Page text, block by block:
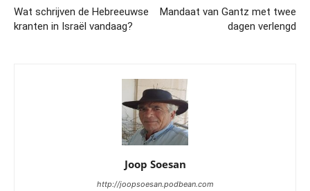
Wat schrijven de Hebreeuwse
kranten in Israël vandaag?
Mandaat van Gantz met twee
dagen verlengd
Joop Soesan
http://joopsoesan.podbean.com